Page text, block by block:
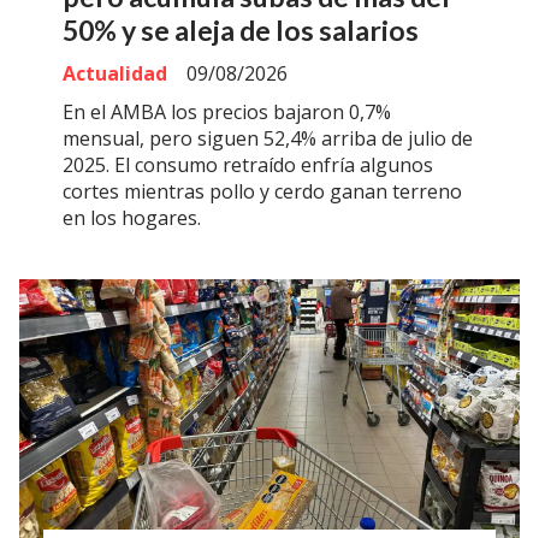
50% y se aleja de los salarios
Actualidad
09/08/2026
En el AMBA los precios bajaron 0,7%
mensual, pero siguen 52,4% arriba de julio de
2025. El consumo retraído enfría algunos
cortes mientras pollo y cerdo ganan terreno
en los hogares.